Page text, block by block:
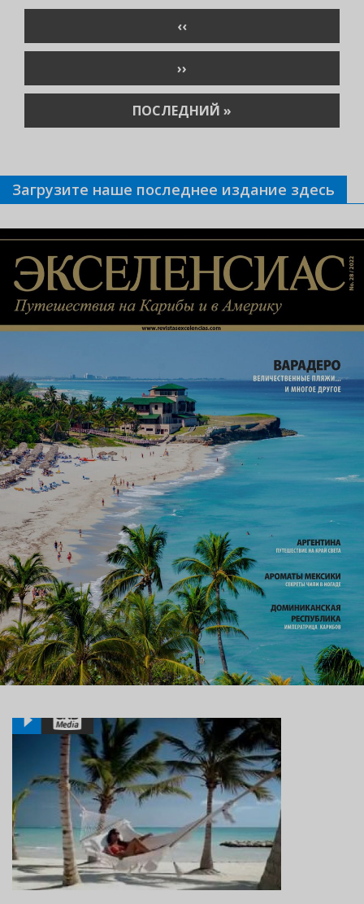
ПРЕДЫДУЩАЯ
СТРАНИЦА
‹‹
СЛЕДУЮЩАЯ
СТРАНИЦА
››
ПОСЛЕДНЯЯ
СТРАНИЦА
ПОСЛЕДНИЙ »
Загрузите наше последнее издание здесь